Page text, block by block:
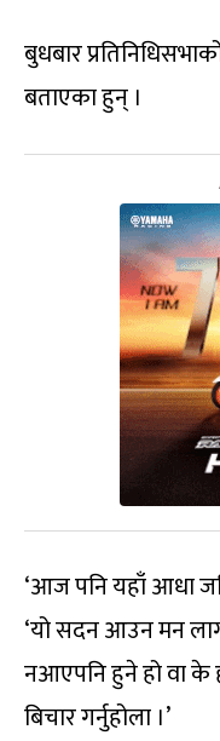
बुधबार
बताएका हुन् ।
‘आज पनि यहाँ आधा
‘यो सदन आउन मन
नआएपनि हुने हो वा के
बिचार गर्नुहोला ।’